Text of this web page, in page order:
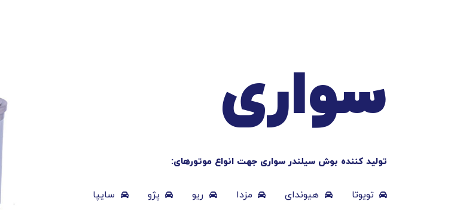
سواری
تولید کننده بوش سیلندر سواری جهت انواع موتورهای:
تویوتا هیوندای مزدا ریو پژو
سایپا